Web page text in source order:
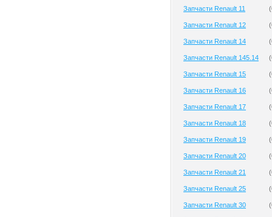
Запчасти Renault 11 (
Запчасти Renault 12 (
Запчасти Renault 14 (
Запчасти Renault 145.14 (
Запчасти Renault 15 (
Запчасти Renault 16 (
Запчасти Renault 17 (
Запчасти Renault 18 (
Запчасти Renault 19 (
Запчасти Renault 20 (
Запчасти Renault 21 (
Запчасти Renault 25 (
Запчасти Renault 30 (